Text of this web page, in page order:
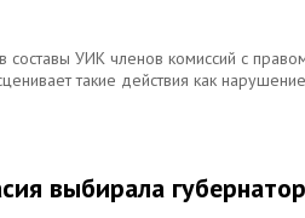
УИК членов комиссий с
такие действия как
выбирала